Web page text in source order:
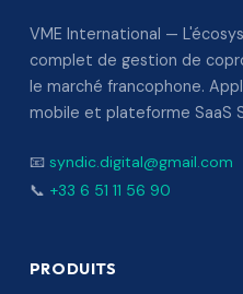
VME International —
complet de gestion de
le marché francophone.
mobile et plateforme SaaS
📧 syndic.digital@gmail.com
📞 +33 6 51 11 56 90
PRODUITS